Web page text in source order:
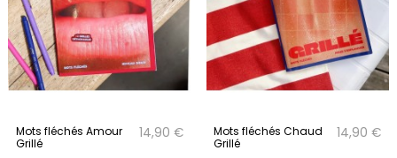
Mots fléchés Amour
Grillé
14,90 €
Mots fléchés Chaud
Grillé
14,90 €